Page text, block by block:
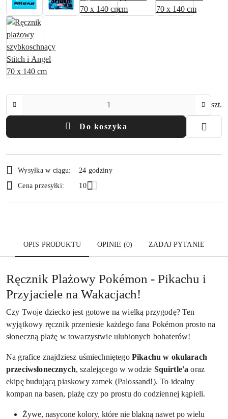
szt.
Do koszyka
i
dostawa
Wysyłka w ciągu:
24 godziny
Cena przesyłki:
10
OPIS PRODUKTU OPINIE (0) ZADAJ PYTANIE
Ręcznik Plażowy Pokémon - Pikachu i
Przyjaciele na Wakacjach!
Czy Twoje dziecko jest gotowe na wielką przygodę? Ten
wyjątkowy ręcznik przeniesie każdego fana Pokémon prosto na
słoneczną plażę w towarzystwie ulubionych bohaterów!
Na grafice znajdziesz uśmiechniętego Pikachu w okularach
przeciwsłonecznych, szalejącego w wodzie Squirtle'a oraz
ekipę budującą piaskowy zamek (Palossand!). To idealny
kompan na basen, plażę czy po prostu do codziennej kąpieli.
Żywe, nasycone kolory, które nie blakną nawet po wielu